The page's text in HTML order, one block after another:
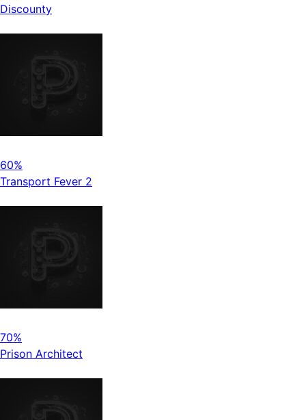
Discounty
60%
Transport Fever 2
70%
Prison Architect